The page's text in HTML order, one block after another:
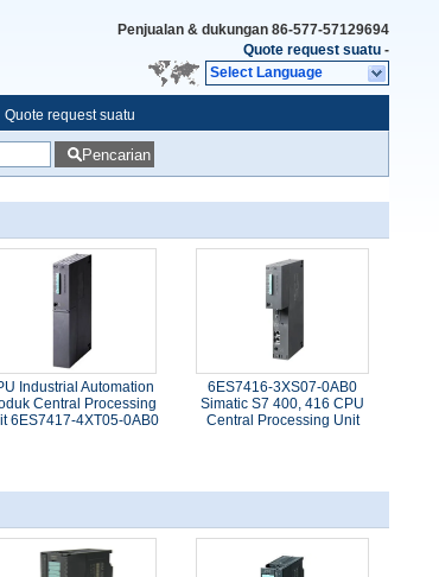
Penjualan & dukungan 86-577-57129694
Quote request suatu -
Select Language
Quote request suatu
Pencarian
Industrial Automation
Central Processing
6ES7417-4XT05-0AB0
6ES7416-3XS07-0AB0
Simatic S7 400, 416 CPU
Central Processing Unit